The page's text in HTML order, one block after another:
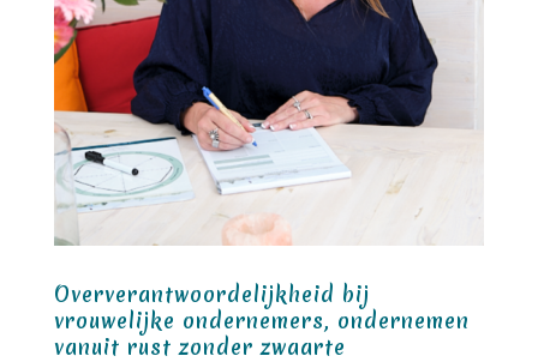
Oververantwoordelijkheid bij
vrouwelijke ondernemers, ondernemen
vanuit rust zonder zwaarte